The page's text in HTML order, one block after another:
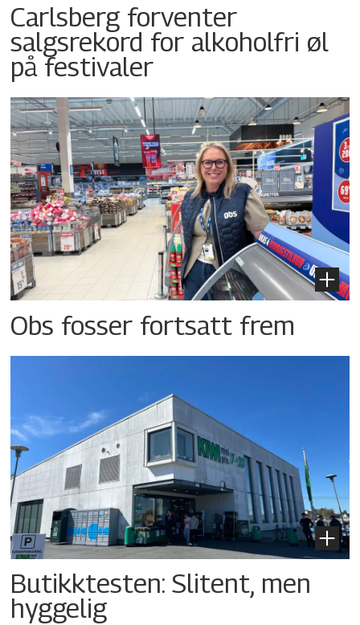
Carlsberg forventer
salgsrekord for alkoholfri øl
på festivaler
Obs fosser fortsatt frem
Butikktesten: Slitent, men
hyggelig